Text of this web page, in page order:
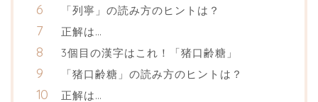
「列寧」の読み方のヒントは？
正解は…
3個目の漢字はこれ！「猪口齢糖」
「猪口齢糖」の読み方のヒントは？
正解は…